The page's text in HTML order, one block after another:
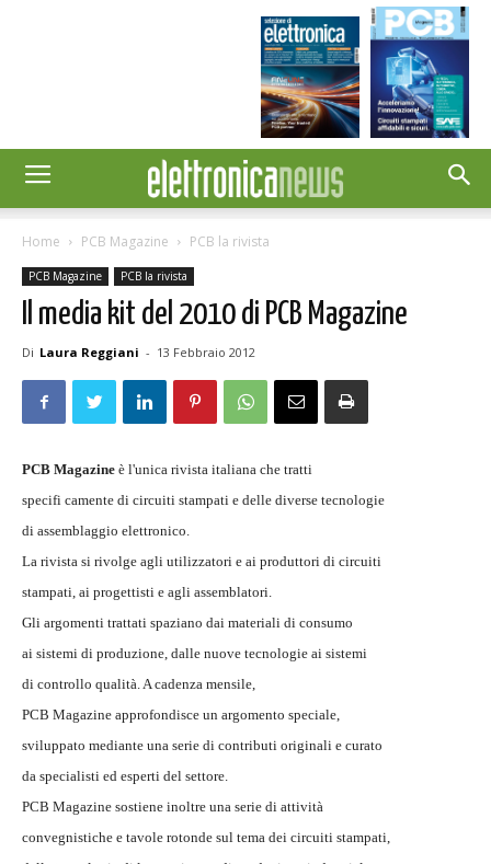
Home PCB Magazine PCB la rivista
PCB Magazine PCB la rivista
Il media kit del 2010 di PCB Magazine
Di Laura Reggiani - 13 Febbraio 2012
PCB Magazine è l'unica rivista italiana che tratti
specifi camente di circuiti stampati e delle diverse tecnologie
di assemblaggio elettronico.
La rivista si rivolge agli utilizzatori e ai produttori di circuiti
stampati, ai progettisti e agli assemblatori.
Gli argomenti trattati spaziano dai materiali di consumo
ai sistemi di produzione, dalle nuove tecnologie ai sistemi
di controllo qualità. A cadenza mensile,
PCB Magazine approfondisce un argomento speciale,
sviluppato mediante una serie di contributi originali e curato
da specialisti ed esperti del settore.
PCB Magazine sostiene inoltre una serie di attività
convegnistiche e tavole rotonde sul tema dei circuiti stampati,